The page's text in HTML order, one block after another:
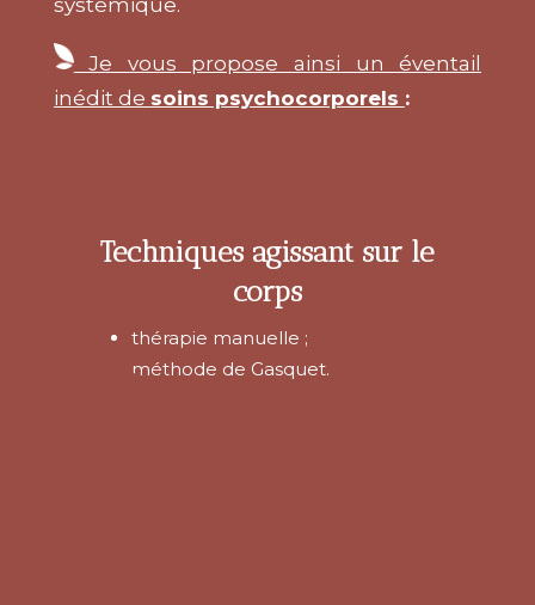
Je vous propose ainsi un éventail
inédit de soins psychocorporels :
Techniques agissant sur le
corps
thérapie manuelle ;
méthode de Gasquet.